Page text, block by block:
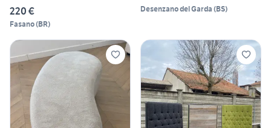
220 €
Fasano(BR)
Desenzano del Garda (BS)